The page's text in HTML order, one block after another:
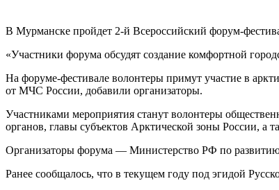
В Мурманске пройдет 2-й Всероссийский форум-
«Участники форума обсудят создание комфортной
На форуме-фестивале волонтеры примут участие в
от МЧС России, добавили организаторы.
Участниками мероприятия станут волонтеры
органов, главы субъектов Арктической зоны России, а
Организаторы форума — Министерство РФ по
Ранее сообщалось, что в текущем году под эгидой